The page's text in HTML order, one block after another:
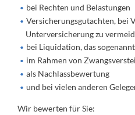
bei Rechten und Belastungen
Versicherungsgutachten, bei
Unterversicherung zu
bei Liquidation, das
im Rahmen von
als Nachlassbewertung
und bei vielen anderen
Wir bewerten für Sie: